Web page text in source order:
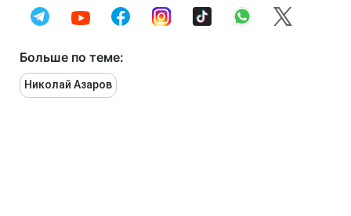
Больше по теме:
Николай Азаров